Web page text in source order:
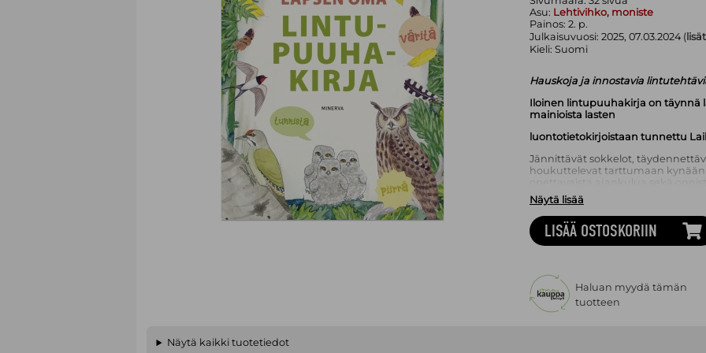
Asu: Lehtivihko, moniste
Painos: 2. p.
Julkaisuvuosi: 2025, 07.03.2024 (
Kieli: Suomi
Hauskoja ja innostavia
Iloinen lintupuuhakirja on täynnä
mainioista lasten
luontotietokirjoistaan tunnettu
Jännittävät sokkelot,
houkuttelevat tarttumaan kynään
Monipuoliset ja innostavat
värityksen, koon ja äänen
Puuhakirjan tehtäviä voi tehdä
on helsinkiläinen
puusta, joka halusi muuttaa
Lapsen oma luontokirja, Lapsen
Lapsen oma petokirja, Lapsen
Näytä lisää
LISÄÄ OSTOSKORIIN
Haluan myydä tämän
tuotteen
Näytä kaikki tuotetiedot